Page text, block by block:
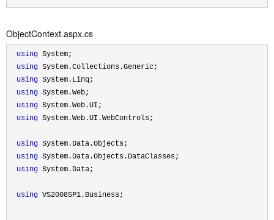
ObjectContext.aspx.cs
using System;
using System.Collections.Generic;
using System.Linq;
using System.Web;
using System.Web.UI;
using System.Web.UI.WebControls;
using System.Data.Objects;
using System.Data.Objects.DataClasses;
using System.Data;
using VS2008SP1.Business;